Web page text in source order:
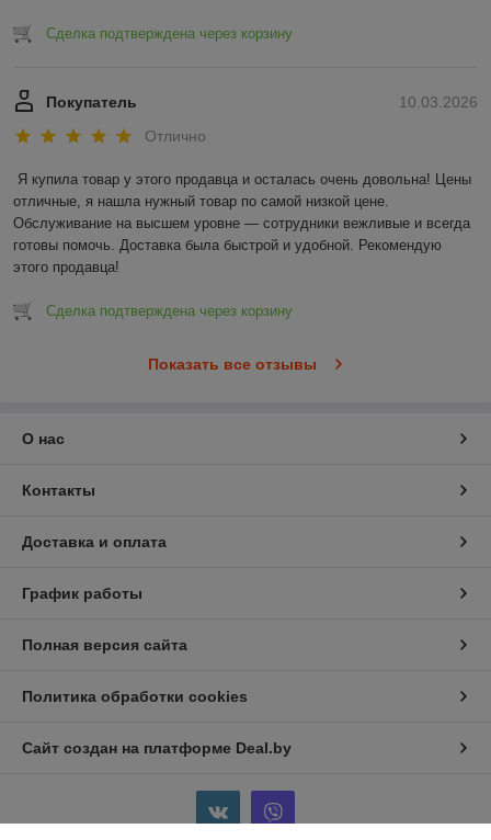
Сделка подтверждена через корзину
10.03.2026
Покупатель
Отлично
Я купила товар у этого продавца и осталась очень довольна! Цены
отличные, я нашла нужный товар по самой низкой цене.
Обслуживание на высшем уровне — сотрудники вежливые и всегда
готовы помочь. Доставка была быстрой и удобной. Рекомендую
этого продавца!
Сделка подтверждена через корзину
Показать все отзывы
О нас
Контакты
Доставка и оплата
График работы
Полная версия сайта
Политика обработки cookies
Сайт создан на платформе Deal.by